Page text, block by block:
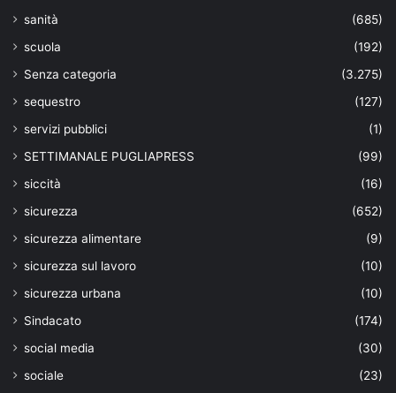
sanità
(685)
scuola
(192)
Senza categoria
(3.275)
sequestro
(127)
servizi pubblici
(1)
SETTIMANALE PUGLIAPRESS
(99)
siccità
(16)
sicurezza
(652)
sicurezza alimentare
(9)
sicurezza sul lavoro
(10)
sicurezza urbana
(10)
Sindacato
(174)
social media
(30)
sociale
(23)